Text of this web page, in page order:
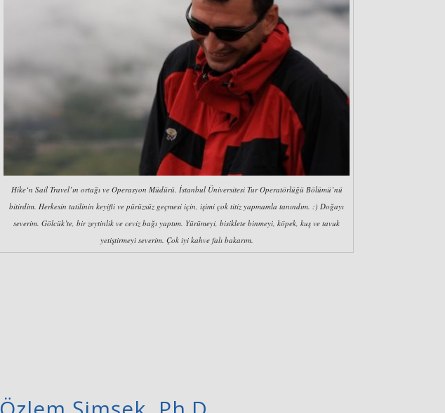
Hike‘n Sail Travel’ın ortağı ve Operasyon Müdürü. İstanbul Üniversitesi Tur Operatörlüğü Bölümü’nü
bitirdim. Herkesin tatilinin keyifli ve pürüzsüz geçmesi için, işimi çok titiz yapmamla tanındım. :) Doğayı
severim. Gölcük’te, bir zeytinlik ve ceviz bağı yaptım. Yürümeyi, bisiklete binmeyi, köpek, kuş ve tavuk
yetiştirmeyi severim. Çok iyi kahve falı bakarım.